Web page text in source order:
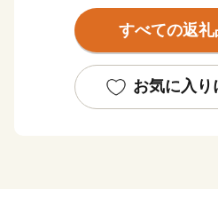
る風光明媚なまちです。
かく、とろけるほどの美味し
会で多くの賞に輝くなど、伊
すべての返
お気に入り